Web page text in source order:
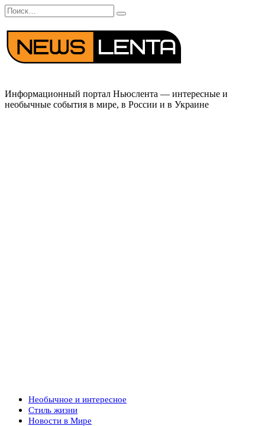
Перейти
к
содержанию
Search
for:
Информационный портал Ньюслента — интересные и
необычные события в мире, в России и в Украине
Необычное и интересное
Стиль жизни
Новости в Мире